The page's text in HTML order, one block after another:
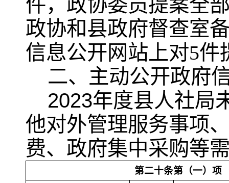
件，政协委员提案全
政协和县政府督查室
信息公开网站上对5件
二、主动公开政府
2023年度县人社局
他对外管理服务事项
费、政府集中采购等
第二十条第（一）项